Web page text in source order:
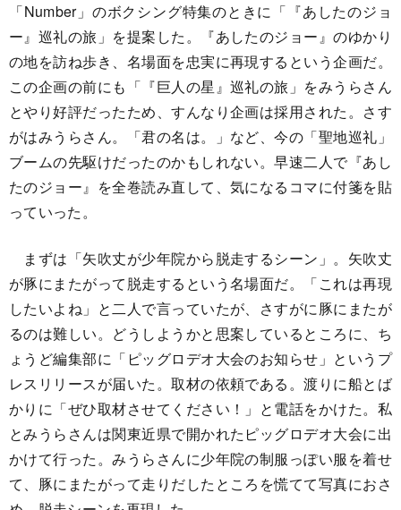
「Number」のボクシング特集のときに「『あしたのジョ
ー』巡礼の旅」を提案した。『あしたのジョー』のゆかり
の地を訪ね歩き、名場面を忠実に再現するという企画だ。
この企画の前にも「『巨人の星』巡礼の旅」をみうらさん
とやり好評だったため、すんなり企画は採用された。さす
がはみうらさん。「君の名は。」など、今の「聖地巡礼」
ブームの先駆けだったのかもしれない。早速二人で『あし
たのジョー』を全巻読み直して、気になるコマに付箋を貼
っていった。
まずは「矢吹丈が少年院から脱走するシーン」。矢吹丈
が豚にまたがって脱走するという名場面だ。「これは再現
したいよね」と二人で言っていたが、さすがに豚にまたが
るのは難しい。どうしようかと思案しているところに、ち
ょうど編集部に「ピッグロデオ大会のお知らせ」というプ
レスリリースが届いた。取材の依頼である。渡りに船とば
かりに「ぜひ取材させてください！」と電話をかけた。私
とみうらさんは関東近県で開かれたピッグロデオ大会に出
かけて行った。みうらさんに少年院の制服っぽい服を着せ
て、豚にまたがって走りだしたところを慌てて写真におさ